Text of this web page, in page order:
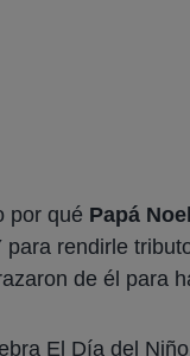
por qué Papá Noel
para rendirle
de él para
El Día del